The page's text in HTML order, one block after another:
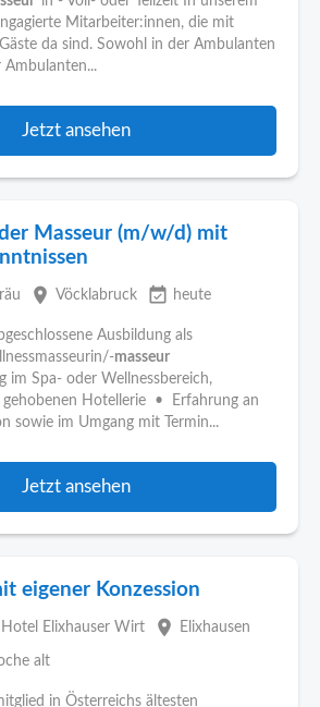
Mitarbeiter:innen, die mit
da sind. Sowohl in der Ambulanten
Ambulanten...
Jetzt ansehen
Masseur (m/w/d) mit
place Vöcklabruck event_available heute
Ausbildung als
masseur
im Spa- oder Wellnessbereich,
gehobenen Hotellerie • Erfahrung an
sowie im Umgang mit Termin...
Jetzt ansehen
eigener Konzession
Elixhauser Wirt place Elixhausen
alt
in Österreichs ältesten